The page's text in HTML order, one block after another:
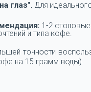
глаз". Для
1-2
и типа кофе.
точности
на 15 грамм воды).